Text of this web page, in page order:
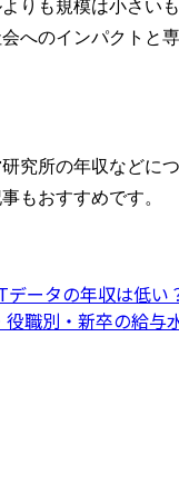
りも規模は小さい
へのインパクトと
究所の年収などに
もおすすめです。
データの年収は低い
役職別・新卒の給与